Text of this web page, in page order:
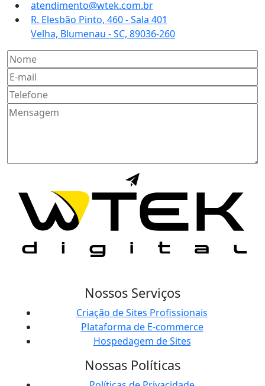
atendimento@wtek.com.br
R. Elesbão Pinto, 460 - Sala 401
Velha, Blumenau - SC, 89036-260
Enviar
Nossos Serviços
Criação de Sites Profissionais
Plataforma de E-commerce
Hospedagem de Sites
Nossas Políticas